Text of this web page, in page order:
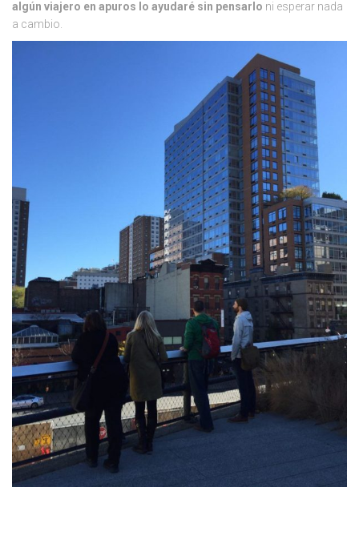
algún viajero en apuros lo ayudaré sin pensarlo ni esperar nada
a cambio.